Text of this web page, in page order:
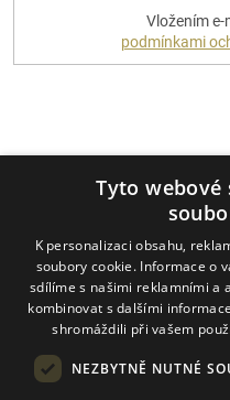
Vložením
podmínkami
Tyto
K personalizaci obsahu,
soubory cookie. Informace o
sdílíme s našimi reklamními a
kombinovat s dalšími
shromáždili při vašem
NEZBYTNĚ NUTNÉ